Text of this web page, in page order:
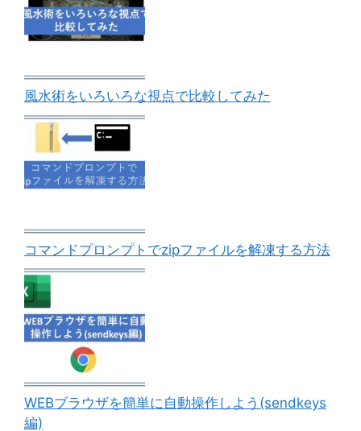
風水術をいろいろな視点で比較してみた
コマンドプロンプトでzipファイルを解凍する方法
WEBブラウザを簡単に自動操作しよう(sendkeys
編)